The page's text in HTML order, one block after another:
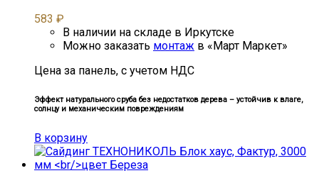
583 ₽
В наличии на складе в Иркутске
Можно заказать монтаж в «Март Маркет»
Цена за панель, с учетом НДС
Эффект натурального сруба без недостатков дерева – устойчив к влаге,
солнцу и механическим повреждениям
В корзину